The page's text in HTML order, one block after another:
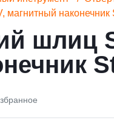
наконечник
шлиц